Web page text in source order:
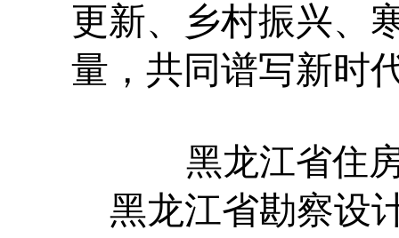
更新、乡村振兴、
量，共同谱写新时
黑龙江省住
黑龙江省勘察设